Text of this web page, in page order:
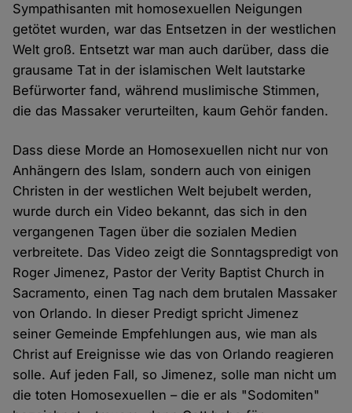
Sympathisanten mit homosexuellen Neigungen
getötet wurden, war das Entsetzen in der westlichen
Welt groß. Entsetzt war man auch darüber, dass die
grausame Tat in der islamischen Welt lautstarke
Befürworter fand, während muslimische Stimmen,
die das Massaker verurteilten, kaum Gehör fanden.
Dass diese Morde an Homosexuellen nicht nur von
Anhängern des Islam, sondern auch von einigen
Christen in der westlichen Welt bejubelt werden,
wurde durch ein Video bekannt, das sich in den
vergangenen Tagen über die sozialen Medien
verbreitete. Das Video zeigt die Sonntagspredigt von
Roger Jimenez, Pastor der Verity Baptist Church in
Sacramento, einen Tag nach dem brutalen Massaker
von Orlando. In dieser Predigt spricht Jimenez
seiner Gemeinde Empfehlungen aus, wie man als
Christ auf Ereignisse wie das von Orlando reagieren
solle. Auf jeden Fall, so Jimenez, solle man nicht um
die toten Homosexuellen – die er als "Sodomiten"